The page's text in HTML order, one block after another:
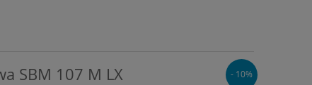
SBM 107 M LX - 10%